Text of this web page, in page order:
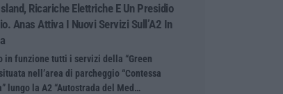
Ricariche Elettriche E Un Presidio
Anas Attiva I Nuovi Servizi Sull’A2 In
in funzione tutti i servizi della “Green
nell’area di parcheggio “Contessa
lungo la A2 “Autostrada del Med…